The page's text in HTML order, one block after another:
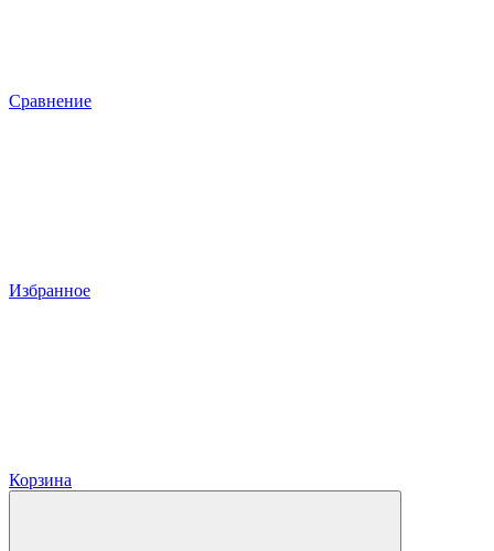
Сравнение
Избранное
Корзина